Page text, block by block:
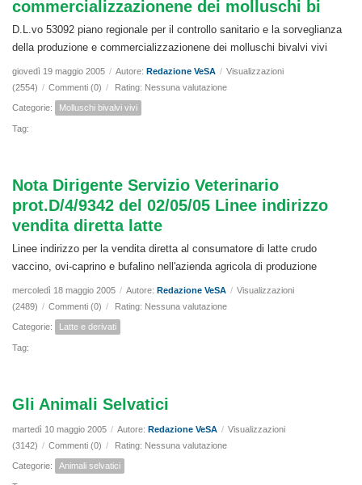
commercializzazionene dei molluschi bi
D.L.vo 53092 piano regionale per il controllo sanitario e la sorveglianza
della produzione e commercializzazionene dei molluschi bivalvi vivi
giovedì 19 maggio 2005 / Autore: Redazione VeSA / Visualizzazioni
(2554) / Commenti (0) / Rating: Nessuna valutazione
Categorie: Molluschi bivalvi vivi
Tag:
Nota Dirigente Servizio Veterinario
prot.D/4/9342 del 02/05/05 Linee indirizzo
vendita diretta latte
Linee indirizzo per la vendita diretta al consumatore di latte crudo
vaccino, ovi-caprino e bufalino nell'azienda agricola di produzione
mercoledì 18 maggio 2005 / Autore: Redazione VeSA / Visualizzazioni
(2489) / Commenti (0) / Rating: Nessuna valutazione
Categorie: Latte e derivati
Tag:
Gli Animali Selvatici
martedì 10 maggio 2005 / Autore: Redazione VeSA / Visualizzazioni
(3142) / Commenti (0) / Rating: Nessuna valutazione
Categorie: Animali selvatici